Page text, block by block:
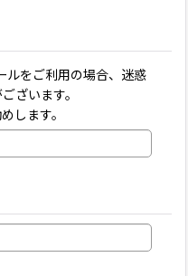
をご利用の場合、迷惑
ざいます。
します。